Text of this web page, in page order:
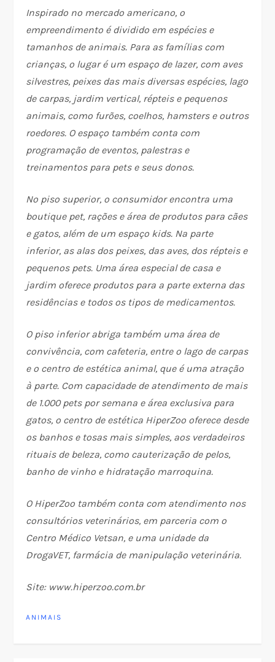
Inspirado no mercado americano, o
empreendimento é dividido em espécies e
tamanhos de animais. Para as famílias com
crianças, o lugar é um espaço de lazer, com aves
silvestres, peixes das mais diversas espécies, lago
de carpas, jardim vertical, répteis e pequenos
animais, como furões, coelhos, hamsters e outros
roedores. O espaço também conta com
programação de eventos, palestras e
treinamentos para pets e seus donos.
No piso superior, o consumidor encontra uma
boutique pet, rações e área de produtos para cães
e gatos, além de um espaço kids. Na parte
inferior, as alas dos peixes, das aves, dos répteis e
pequenos pets. Uma área especial de casa e
jardim oferece produtos para a parte externa das
residências e todos os tipos de medicamentos.
O piso inferior abriga também uma área de
convivência, com cafeteria, entre o lago de carpas
e o centro de estética animal, que é uma atração
à parte. Com capacidade de atendimento de mais
de 1.000 pets por semana e área exclusiva para
gatos, o centro de estética HiperZoo oferece desde
os banhos e tosas mais simples, aos verdadeiros
rituais de beleza, como cauterização de pelos,
banho de vinho e hidratação marroquina.
O HiperZoo também conta com atendimento nos
consultórios veterinários, em parceria com o
Centro Médico Vetsan, e uma unidade da
DrogaVET, farmácia de manipulação veterinária.
Site: www.hiperzoo.com.br
ANIMAIS